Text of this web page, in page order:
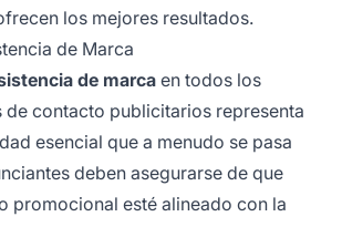
los mejores resultados.
de Marca
de marca en todos los
de contacto publicitarios representa
esencial que a menudo se pasa
deben asegurarse de que
promocional esté alineado con la